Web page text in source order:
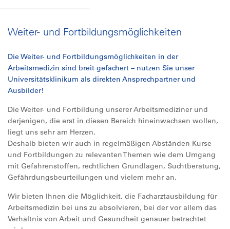
Weiter- und Fortbildungsmöglichkeiten
Die Weiter- und Fortbildungsmöglichkeiten in der
Arbeitsmedizin sind breit gefächert – nutzen Sie unser
Universitätsklinikum als direkten Ansprechpartner und
Ausbilder!
Die Weiter- und Fortbildung unserer Arbeitsmediziner und
derjenigen, die erst in diesen Bereich hineinwachsen wollen,
liegt uns sehr am Herzen.
Deshalb bieten wir auch in regelmäßigen Abständen Kurse
und Fortbildungen zu relevanten Themen wie dem Umgang
mit Gefahrenstoffen, rechtlichen Grundlagen, Suchtberatung,
Gefährdungsbeurteilungen und vielem mehr an.
Wir bieten Ihnen die Möglichkeit, die Facharztausbildung für
Arbeitsmedizin bei uns zu absolvieren, bei der vor allem das
Verhältnis von Arbeit und Gesundheit genauer betrachtet